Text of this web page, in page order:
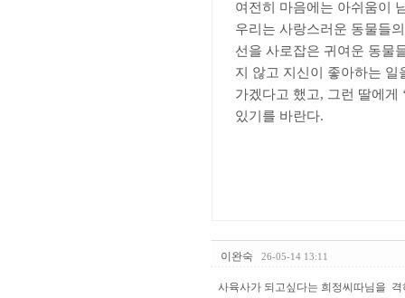
여전히 마음에는 아쉬움이
우리는 사랑스러운 동물들
선을 사로잡은 귀여운 동물
지 않고 지신이 좋아하는
가겠다고 했고, 그런 딸에게
있기를 바란다.
이완숙 26-05-14 13:11
사육사가 되고싶다는 희정씨따님을